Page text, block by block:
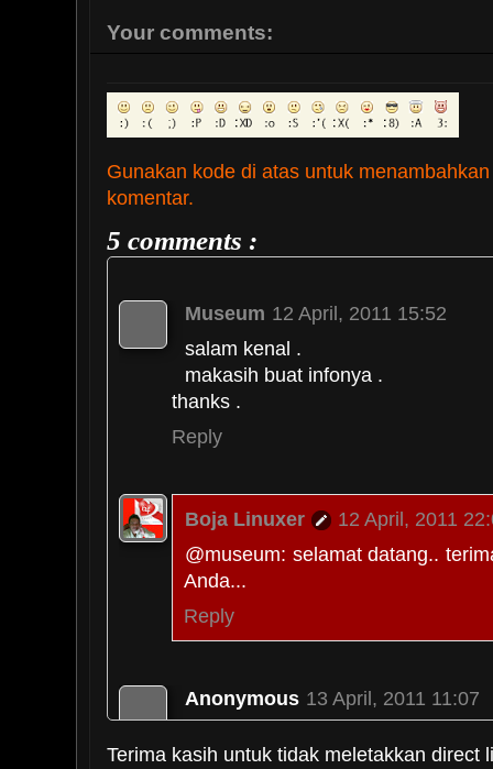
Your comments:
Gunakan kode di atas untuk
komentar.
5 comments :
Museum 12 April, 2011 15:52
salam kenal .
makasih buat infonya .
thanks .
Reply
Boja Linuxer
12 April, 2011
@museum: selamat datang..
Anda...
Reply
Anonymous 13 April, 2011 11:07
Terima kasih untuk tidak meletakkan direct